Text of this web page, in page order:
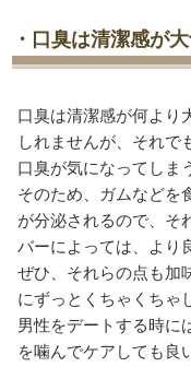
・口臭は清潔感が
口臭は清潔感が何より
しれませんが、それで
口臭が気になってしま
そのため、ガムなどを
が分泌されるので、そ
バーによっては、より
ぜひ、それらの点も加
にずっとくちゃくちゃ
男性をデートする時に
を噛んでケアしても良